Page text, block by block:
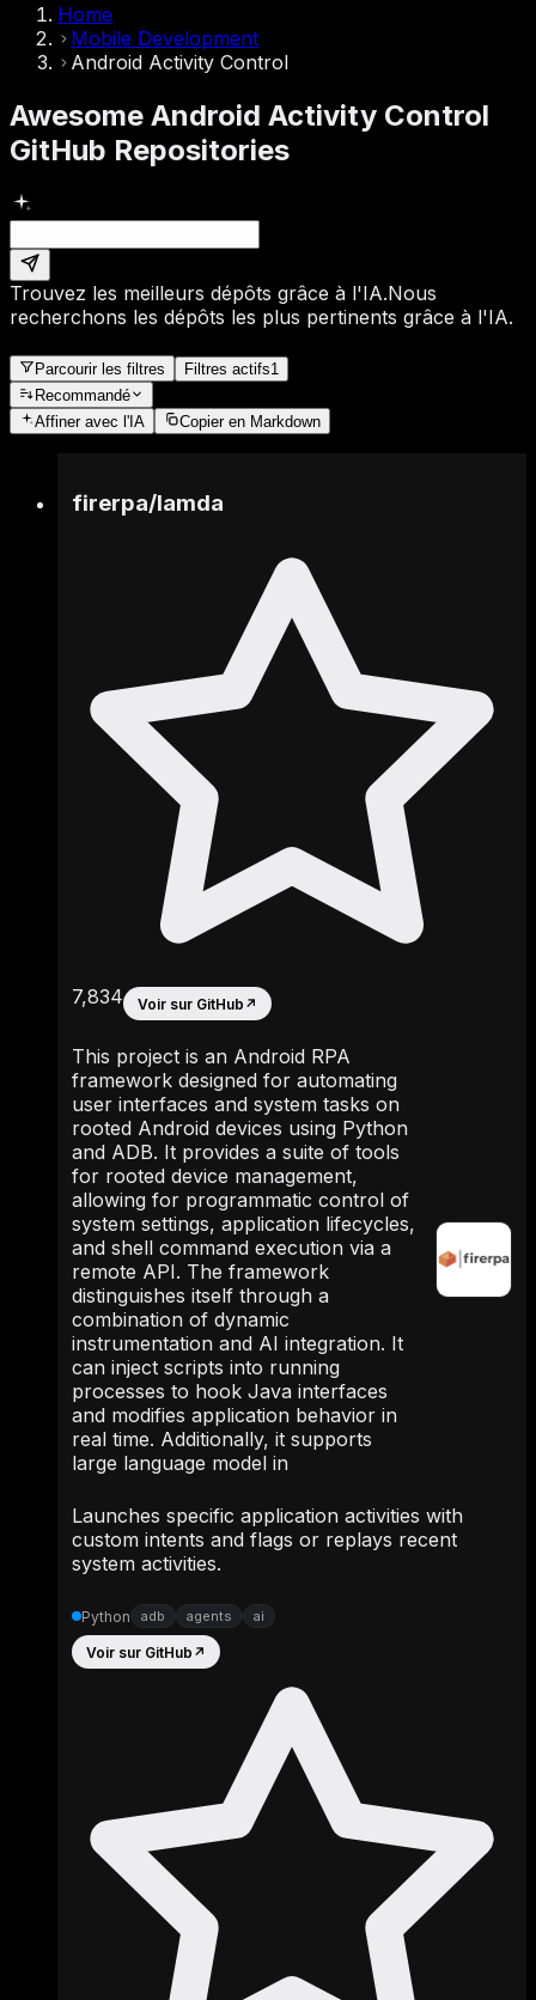
Home
Mobile Development
Android Activity Control
Awesome Android Activity Control
GitHub Repositories
Trouvez les meilleurs dépôts grâce à l'IA.Nous
recherchons les dépôts les plus pertinents grâce à l'IA.
Parcourir les filtres Filtres actifs1
Recommandé
Affineravec l'IA Copier en Markdown
firerpa/lamda
7,834 Voir sur GitHub ↗
This project is an Android RPA
framework designed for automating
user interfaces and system tasks on
rooted Android devices using Python
and ADB. It provides a suite of tools
for rooted device management,
allowing for programmatic control of
system settings, application lifecycles,
and shell command execution via a
remote API. The framework
distinguishes itself through a
combination of dynamic
instrumentation and AI integration. It
can inject scripts into running
processes to hook Java interfaces
and modifies application behavior in
real time. Additionally, it supports
large language model in
Launches specific application activities with
custom intents and flags or replays recent
system activities.
Python adb agents ai
Voir sur GitHub ↗